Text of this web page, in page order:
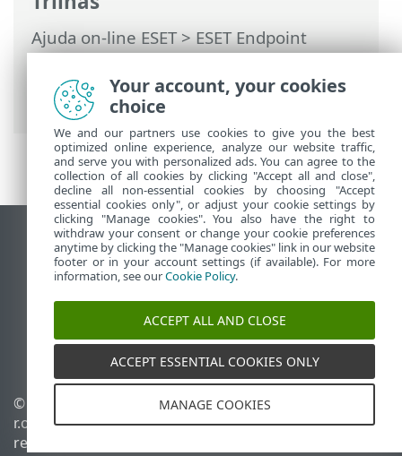
Ajuda on-line ESET>ESET Endpoint
Security for Android>Introdução>
versões do ESET Endpoint Security for
Android
Ver site para desktop
End of Life
Base de conhecimento ESET
ESET Status Portal
Suporte regional
© 1992 - 2026 ESET, spol. s
r.o. - Todos os direitos
reservados.
Gerenciar cookies
Política de cookies
Your account, your cookies
choice
We and our partners use cookies to give you the best
optimized online experience, analyze our website traffic,
and serve you with personalized ads. You can agree to the
collection of all cookies by clicking "Accept all and close",
decline all non-essential cookies by choosing "Accept
essential cookies only", or adjust your cookie settings by
clicking "Manage cookies". You also have the right to
withdraw your consent or change your cookie preferences
anytime by clicking the "Manage cookies" link in our website
footer or in your account settings (if available). For more
information, see ourCookie Policy.
ACCEPT ALL AND CLOSE
ACCEPT ESSENTIAL COOKIES ONLY
MANAGE COOKIES